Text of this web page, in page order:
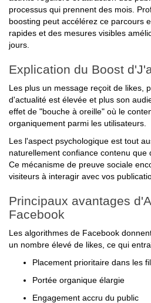
boosting peut accélérez ce parcours
rapides et des mesures visibles
jours.
d'actualité est élevée et plus son
effet de "bouche à oreille" où le
organiquement parmi les utilisateurs.
naturellement confiance contenu que
Ce mécanisme de preuve sociale
visiteurs à interagir avec vos
Facebook
un nombre élevé de likes, ce qui